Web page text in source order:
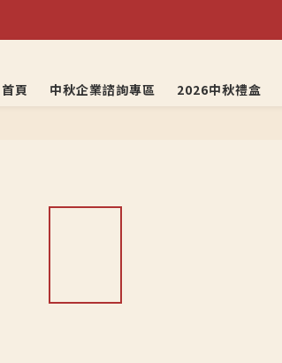
首頁
中秋企業諮詢專區 2026中秋禮盒